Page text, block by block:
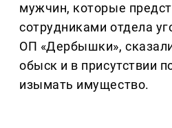
мужчин, которые
сотрудниками отдела
ОП «Дербышки»,
обыск и в присутствии
изымать имущество.